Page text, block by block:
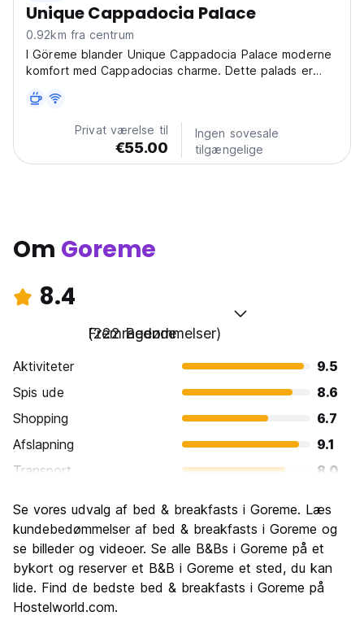
Unique Cappadocia Palace
0.92km fra centrum
I Göreme blander Unique Cappadocia Palace moderne
komfort med Cappadocias charme. Dette palads er
(Auto-translated from original language)
Privat værelse til
€55.00
Ingen sovesale
tilgængelige
Om Goreme
8.4
Fremragende
(222 Bedømmelser)
Aktiviteter
9.5
Spis ude
8.6
Shopping
6.7
Afslapning
9.1
Transport
8.0
Kultur
9.1
Fester
5.9
Værdi for pengene
8.9
Se vores udvalg af bed & breakfasts i Goreme. Læs
kundebedømmelser af bed & breakfasts i Goreme og
se billeder og videoer. Se alle B&Bs i Goreme på et
bykort og reserver et B&B i Goreme et sted, du kan
lide. Find de bedste bed & breakfasts i Goreme på
Hostelworld.com.